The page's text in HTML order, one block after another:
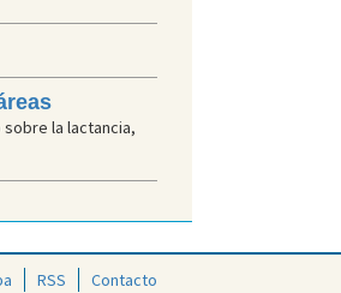
sobre la lactancia,
RSS Contacto